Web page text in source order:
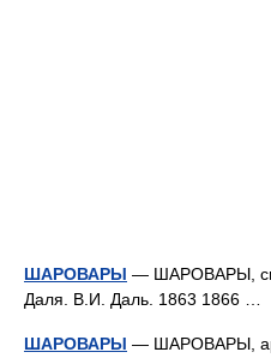
ШАРОВАРЫ — ШАРОВАРЫ,
Даля. В.И. Даль. 1863 1866 …
ШАРОВАРЫ — ШАРОВАРЫ,